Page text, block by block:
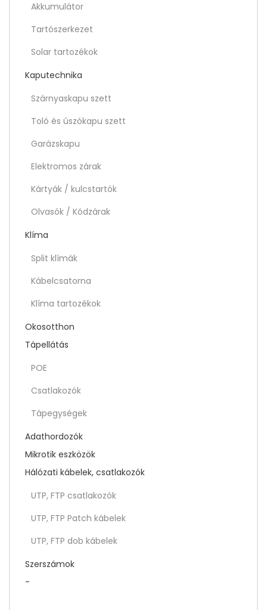
Akkumulátor
Tartószerkezet
Solar tartozékok
Kaputechnika
Szárnyaskapu szett
Toló és úszókapu szett
Garázskapu
Elektromos zárak
Kártyák / kulcstartók
Olvasók / Kódzárak
Klíma
Split klímák
Kábelcsatorna
Klíma tartozékok
Okosotthon
Tápellátás
POE
Csatlakozók
Tápegységek
Adathordozók
Mikrotik eszközök
Hálózati kábelek, csatlakozók
UTP, FTP csatlakozók
UTP, FTP Patch kábelek
UTP, FTP dob kábelek
Szerszámok
-